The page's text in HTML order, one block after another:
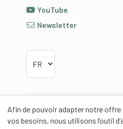
Afin de pouvoir adapter notre offre
vos besoins, nous utilisons l’outil
YouTube
Newsletter
Partenaires